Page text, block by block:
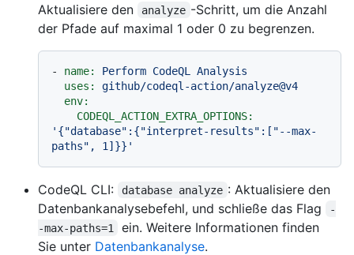
Aktualisiere den
analyze -Schritt, um die Anzahl
der Pfade auf maximal 1 oder 0 zu begrenzen.
- name: Perform CodeQL
Analysis
uses:
github/codeql-action/analyze@v4
env:
CODEQL_ACTION_EXTRA_OPTIONS:
'{"database":{"interpret-results":["--max-
paths", 1]}}'
CodeQL CLI: database analyze : Aktualisiere den
Datenbankanalysebefehl, und schließe das Flag
-
-max-paths=1
ein. Weitere Informationen finden
Sie unter Datenbankanalyse.